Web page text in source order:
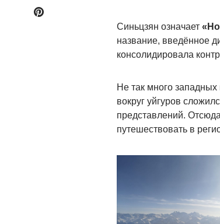
Синьцзян означает
название, введённое
консолидировала
Не так много
вокруг уйгуров
представлений.
путешествовать в